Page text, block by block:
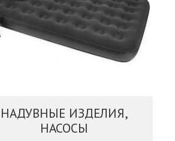
НАДУВНЫЕ ИЗДЕЛИЯ,
НАСОСЫ